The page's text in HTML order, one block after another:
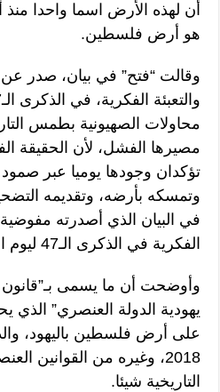
أن لهذه الأرض اسما واحدا
هو أرض فلسطين.
وقالت “فتح” في بيان، صدر عن
محاولات الصهيونية بطمس
مصيرها الفشل، لأن الحقيقة
تؤكدان وجودها يوميا عبر
وتمسكه بأرضه، وتقديمه
في البيان الذي أصدرته مفوضية
الفكرية في الذكرى الـ47 ليوم الأرض المجيد.
وأوضحت أن ما يسمى بـ”قانون
يهودية الدولة العنصري” الذي
على أرض فلسطين باليهود،
2018، وغيره من القوانين
التاريخية شيئا.